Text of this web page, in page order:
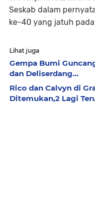
Seskab dalam
ke-40 yang jatuh
Lihat juga
Gempa Bumi
dan Deliserdang...
Rico dan Calvyn di
Ditemukan,2 Lagi